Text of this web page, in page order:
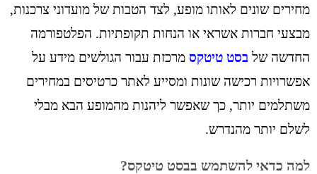
מחירים שונים לאותו מופע, לצד הטבות של מועדוני צרכנות,
מבצעי חברות אשראי או הנחות תקופתיות. הפלטפורמה
החדשה של בסט טיטקס מרכזת עבור הגולשים מידע על
אפשרויות רכישה שונות ומסייע לאתר כרטיסים במחירים
משתלמים יותר, כך שאפשר ליהנות מהמופע הבא מבלי
לשלם יותר מהנדרש.
למה כדאי להשתמש בבסט טיטקס?